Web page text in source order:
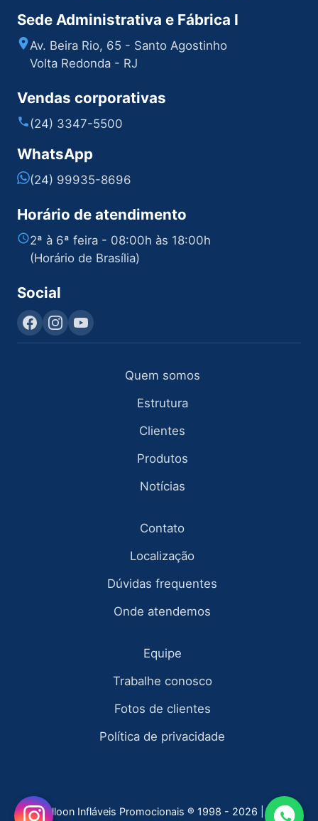
Sede Administrativa e Fábrica I
Av. Beira Rio, 65 - Santo Agostinho
Volta Redonda - RJ
Vendas corporativas
(24) 3347-5500
WhatsApp
(24) 99935-8696
Horário de atendimento
2ª à 6ª feira - 08:00h às 18:00h
(Horário de Brasília)
Social
Quem somos
Estrutura
Clientes
Produtos
Notícias
Contato
Localização
Dúvidas frequentes
Onde atendemos
Equipe
Trabalhe conosco
Fotos de clientes
Política de privacidade
Fly Balloon Infláveis Promocionais ® 1998 - 2026 | todos